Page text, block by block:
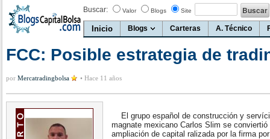
Buscar: Valor Blogs Site
Inicio Blogs Carteras A. Técnico
FCC: Posible estrategia de
por Mercatradingbolsa • Hace 11 años
El grupo español de construcción y
magnate mexicano Carlos Slim se
ampliación de capital ralizada por la firma